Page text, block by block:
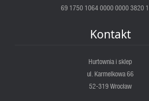
69 1750 1064 0000 0000 3820
Kontakt
Hurtownia i sklep
ul. Karmelkowa 66
52-319 Wrocław